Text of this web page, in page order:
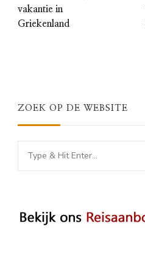
vakantie in
Griekenland
ZOEK OP DE WEBSITE
Looking
for